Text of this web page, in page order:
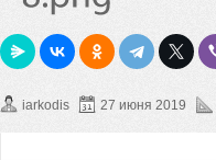
iarkodis 27 июня 2019